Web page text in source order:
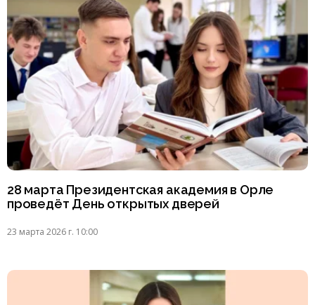
28 марта Президентская академия в Орле
проведёт День открытых дверей
23 марта 2026 г. 10:00